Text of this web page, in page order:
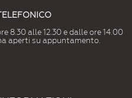
8.30 alle 12.30 e dalle ore 14.00
aperti su appuntamento.